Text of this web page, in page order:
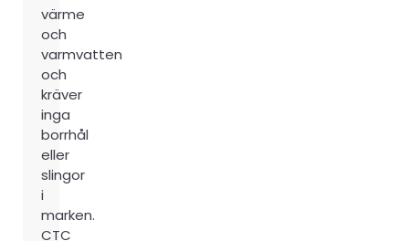
värme
och
varmvatten
och
kräver
inga
borrhål
eller
slingor
i
marken.
CTC